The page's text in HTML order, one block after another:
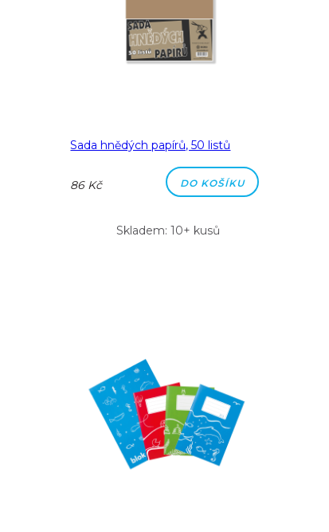
Sada hnědých papírů, 50 listů
86 Kč DO KOŠÍKU
Skladem: 10+ kusů